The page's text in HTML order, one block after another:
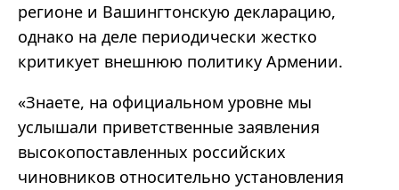
регионе и Вашингтонскую декларацию,
однако на деле периодически жестко
критикует внешнюю политику Армении.
«Знаете, на официальном уровне мы
услышали приветственные заявления
высокопоставленных российских
чиновников относительно установления